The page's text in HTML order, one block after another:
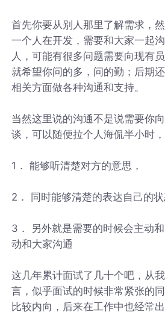
首先你要从别人那里了解需求，
一个人在开发，需要和大家一起
人，可能有很多问题需要向现有
就希望你问的多，问的勤；后期
相关方面做各种沟通和支持。
当然这里说的沟通不是说需要你
谈，可以随便拉个人海侃半小时
1． 能够听清楚对方的意思，
2． 同时能够清楚的表达自己的状
3． 另外就是需要的时候会主动
动和大家沟通
这几年累计面试了几十个吧，从
言，似乎面试的时候非常紧张的
比较内向，后来在工作中也经常